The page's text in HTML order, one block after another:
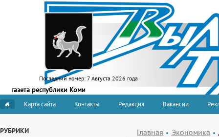
Последний номер: 7 Августа 2026 года
газета республики Коми
Карта сайта Контакты Редакция Вакансии
РУБРИКИ Главная Экономика